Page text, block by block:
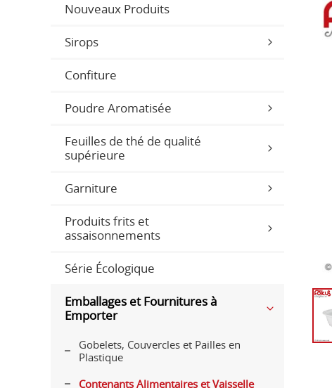
Nouveaux Produits
Sirops
Confiture
Poudre Aromatisée
Feuilles de thé de qualité
supérieure
Garniture
Produits frits et
assaisonnements
Série Écologique
Emballages et Fournitures à
Emporter
Gobelets, Couvercles et Pailles en
Plastique
Contenants Alimentaires et Vaisselle